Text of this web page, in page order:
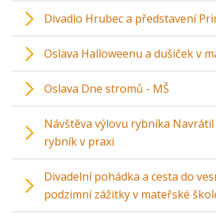
Divadlo Hrubec a představení
Oslava Halloweenu a dušiček v
Oslava Dne stromů - MŠ
Návštěva výlovu rybníka Navrátil
rybník v praxi
Divadelní pohádka a cesta do
podzimní zážitky v mateřské